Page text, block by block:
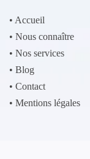
• Accueil
• Nous connaître
• Nos services
• Blog
• Contact
• Mentions légales